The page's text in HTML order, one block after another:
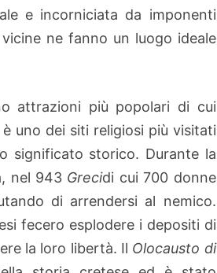
e incorniciata da imponenti
ne fanno un luogo ideale
attrazioni più popolari di cui
uno dei siti religiosi più visitati
significato storico. Durante la
nel 943 Grecidi cui 700 donne
di arrendersi al nemico.
fecero esplodere i depositi di
la loro libertà. Il Olocausto di